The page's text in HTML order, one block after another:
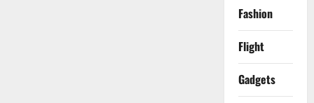
Fashion
Flight
Gadgets